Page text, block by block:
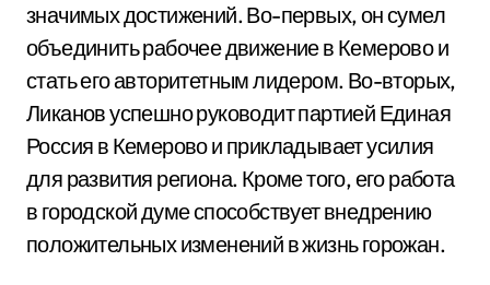
значимых достижений. Во-первых, он сумел
объединить рабочее движение в Кемерово и
стать его авторитетным лидером. Во-вторых,
Ликанов успешно руководит партией Единая
Россия в Кемерово и прикладывает усилия
для развития региона. Кроме того, его работа
в городской думе способствует внедрению
положительных изменений в жизнь горожан.